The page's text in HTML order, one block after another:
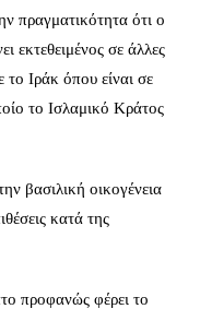
πραγματικότητα ότι ο
εκτεθειμένος σε άλλες
Ιράκ όπου είναι σε
το Ισλαμικό Κράτος
βασιλική οικογένεια
κατά της
προφανώς φέρει το